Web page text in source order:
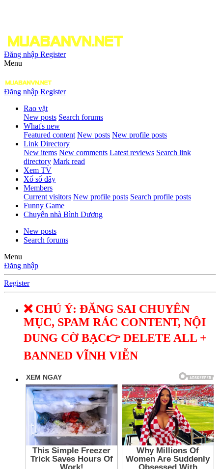
Đăng nhập Register
Menu
Đăng nhập Register
Rao vặt
New posts Search forums
What's new
Featured content New posts New profile posts
Link Directory
New items New comments Latest reviews Search link
directory Mark read
Xem TV
Xổ số đây
Members
Current visitors New profile posts Search profile posts
Funny Game
Chuyển nhà Bình Dương
New posts
Search forums
Menu
Đăng nhập
Register
❌ CHÚ Ý: ĐĂNG SAI CHUYÊN
MỤC, SPAM RÁC CONTENT, NỘI
DUNG CỜ BẠC👉 DELETE ALL +
BANNED VĨNH VIỄN